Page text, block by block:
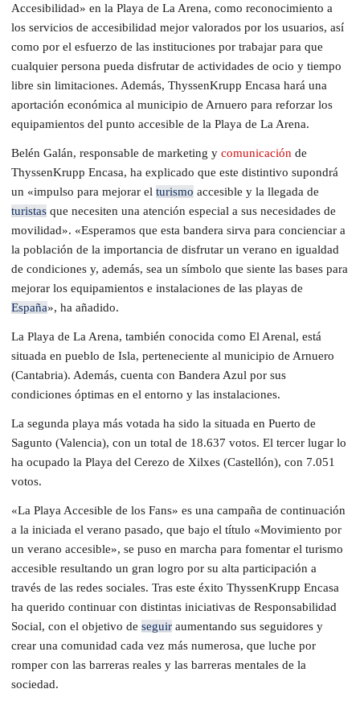
Accesibilidad» en la Playa de La Arena, como reconocimiento a
los servicios de accesibilidad mejor valorados por los usuarios, así
como por el esfuerzo de las instituciones por trabajar para que
cualquier persona pueda disfrutar de actividades de ocio y tiempo
libre sin limitaciones. Además, ThyssenKrupp Encasa hará una
aportación económica al municipio de Arnuero para reforzar los
equipamientos del punto accesible de la Playa de La Arena.
Belén Galán, responsable de marketing y comunicación de
ThyssenKrupp Encasa, ha explicado que este distintivo supondrá
un «impulso para mejorar el turismo accesible y la llegada de
turistas que necesiten una atención especial a sus necesidades de
movilidad». «Esperamos que esta bandera sirva para concienciar a
la población de la importancia de disfrutar un verano en igualdad
de condiciones y, además, sea un símbolo que siente las bases para
mejorar los equipamientos e instalaciones de las playas de
España», ha añadido.
La Playa de La Arena, también conocida como El Arenal, está
situada en pueblo de Isla, perteneciente al municipio de Arnuero
(Cantabria). Además, cuenta con Bandera Azul por sus
condiciones óptimas en el entorno y las instalaciones.
La segunda playa más votada ha sido la situada en Puerto de
Sagunto (Valencia), con un total de 18.637 votos. El tercer lugar lo
ha ocupado la Playa del Cerezo de Xilxes (Castellón), con 7.051
votos.
«La Playa Accesible de los Fans» es una campaña de continuación
a la iniciada el verano pasado, que bajo el título «Movimiento por
un verano accesible», se puso en marcha para fomentar el turismo
accesible resultando un gran logro por su alta participación a
través de las redes sociales. Tras este éxito ThyssenKrupp Encasa
ha querido continuar con distintas iniciativas de Responsabilidad
Social, con el objetivo de seguir aumentando sus seguidores y
crear una comunidad cada vez más numerosa, que luche por
romper con las barreras reales y las barreras mentales de la
sociedad.